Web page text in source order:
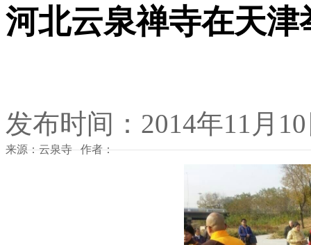
河北云泉禅寺在天
发布时间：2014年11月
来源：云泉寺 作者：